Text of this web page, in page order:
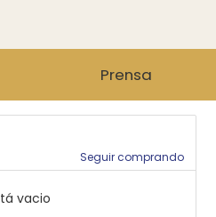
Prensa
Seguir comprando
vacio